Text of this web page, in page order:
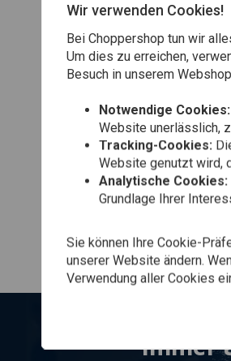
Am
Immer
Wir verwenden Cookies!
Bei Choppershop tun wir
Um dies zu erreichen,
Besuch in unserem
Notwendige Cookies:
Website unerlässlich,
Tracking-Cookies:
Website genutzt wird,
Analytische Cookies:
Grundlage Ihrer
Sie können Ihre Cookie-
unserer Website ändern.
Verwendung aller Cookies